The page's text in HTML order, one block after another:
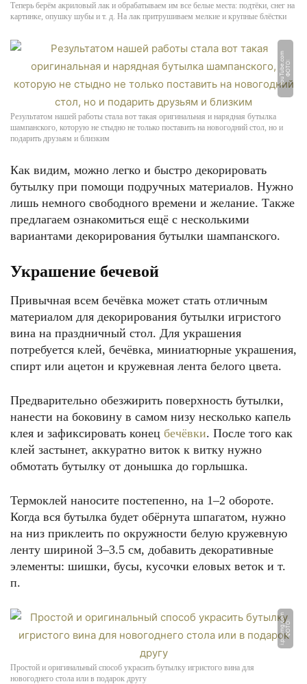
Теперь берём акриловый лак и обрабатываем им все белые места: подтёки, снег на
картинке, опушку шубы и т. д. На лак притрушиваем мелкие и крупные блёстки
Ф
О
Т
О:
Y
o
u
T
u
b
e.
c
o
m
Результатом нашей работы стала вот такая оригинальная и нарядная бутылка
шампанского, которую не стыдно не только поставить на новогодний стол, но и
подарить друзьям и близким
Как видим, можно легко и быстро декорировать
бутылку при помощи подручных материалов. Нужно
лишь немного свободного времени и желание. Также
предлагаем ознакомиться ещё с несколькими
вариантами декорирования бутылки шампанского.
Украшение бечевой
Привычная всем бечёвка может стать отличным
материалом для декорирования бутылки игристого
вина на праздничный стол. Для украшения
потребуется клей, бечёвка, миниатюрные украшения,
спирт или ацетон и кружевная лента белого цвета.
Предварительно обезжирить поверхность бутылки,
нанести на боковину в самом низу несколько капель
клея и зафиксировать конец бечёвки. После того как
клей застынет, аккуратно виток к витку нужно
обмотать бутылку от донышка до горлышка.
Термоклей наносите постепенно, на 1–2 обороте.
Когда вся бутылка будет обёрнута шпагатом, нужно
на низ приклеить по окружности белую кружевную
ленту шириной 3–3.5 см, добавить декоративные
элементы: шишки, бусы, кусочки еловых веток и т.
п.
Ф
О
Т
О:
i.
pi
ni
m
g.
c
o
m
Простой и оригинальный способ украсить бутылку игристого вина для
новогоднего стола или в подарок другу